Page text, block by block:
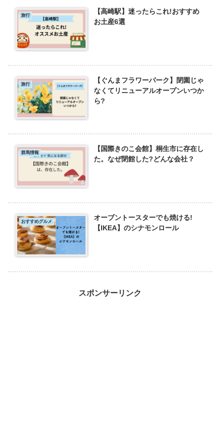
旅行
【高崎駅】迷ったらこれ!おすすめ
お土産6選
旅行
【ぐんまフラワーパーク】閉園じゃ
なくてリニューアルオープンいつか
ら?
群馬情報
【国際きのこ会館】桐生市に存在し
た。なぜ閉館した?どんな会社？
おすすめグルメ
オーブントースターでも焼ける!
【IKEA】のシナモンロール
スポンサーリンク